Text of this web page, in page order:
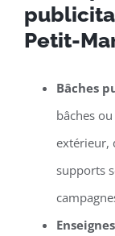
Petit-
Bâches
bâches
extérieur,
supports